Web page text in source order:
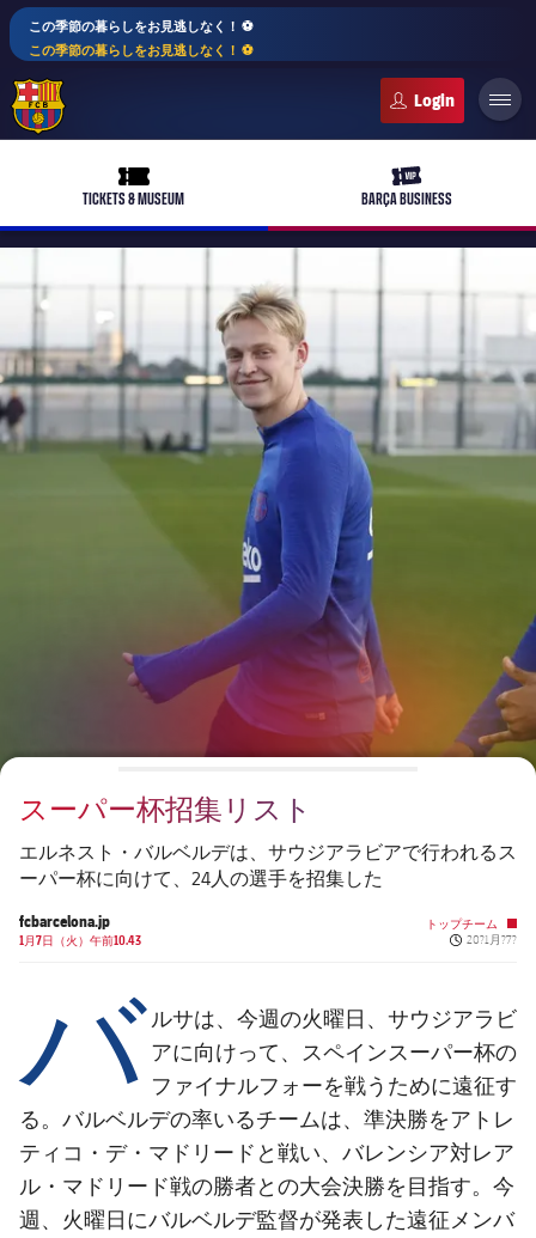
この季節の暮らしをお見逃しなく！ ⚽️
この季節の暮らしをお見逃しなく！ ⚽️
ticket-full
TICKETS & MUSEUM
ticket-vip
BARÇA BUSINESS
plusicon
label.aria.plus
バルサアカデミー
label.aria.plus
レジェンド
プレスパス
PLUSICON
LABEL.ARIA.PLUS
トップチーム
女子サッカー
plusicon
label.aria.plus
順位表
スケジュール
結果
label.aria.plus
スケジュール
チケット
結果
順位表
LABEL.ARIA.PLUS
トップチーム
スケジュール
チケット
結果
順位表
PLUSICON
LABEL.ARIA.PLUS
トップチーム
スケジュール
チケット
結果
順位表
トップチーム
plusicon
label.aria.plus
スケジュール
チケット
結果
スーパー杯招集リスト
エルネスト・バルベルデは、サウジアラビアで行われるス
ーパー杯に向けて、24人の選手を招集した
fcbarcelona.jp
1月7日（火）午前10.43
トップチーム
Published
20?1月?7?
バ ルサは、今週の火曜日、サウジアラビ
アに向けって、スペインスーパー杯の
ファイナルフォーを戦うために遠征す
る。バルベルデの率いるチームは、準決勝をアトレ
ティコ・デ・マドリードと戦い、バレンシア対レア
ル・マドリード戦の勝者との大会決勝を目指す。今
週、火曜日にバルベルデ監督が発表した遠征メンバ